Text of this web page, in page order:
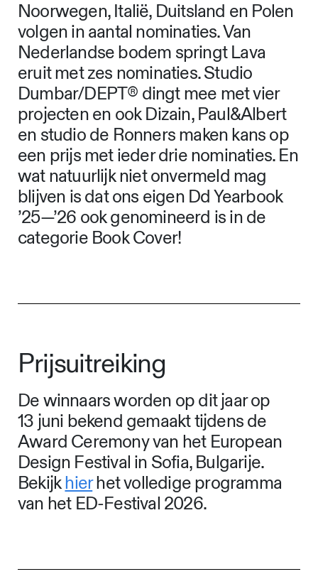
Noorwegen, Italië, Duitsland en Polen
volgen in aantal nominaties. Van
Nederlandse bodem springt Lava
eruit met zes nominaties. Studio
Dumbar/DEPT® dingt mee met vier
projecten en ook Dizain, Paul&Albert
en studio de Ronners maken kans op
een prijs met ieder drie nominaties. En
wat natuurlijk niet onvermeld mag
blijven is dat ons eigen Dd Yearbook
’25—’26 ook genomineerd is in de
categorie Book Cover!
Prijsuitreiking
De winnaars worden op dit jaar op
13 juni bekend gemaakt tijdens de
Award Ceremony van het European
Design Festival in Sofia, Bulgarije.
Bekijkhierhet volledige programma
van het ED-Festival 2026.